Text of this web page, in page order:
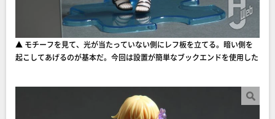
▲ モチーフを見て、光が当たっていない側にレフ板を立てる。暗い側を
起こしてあげるのが基本だ。今回は設置が簡単なブックエンドを使用した